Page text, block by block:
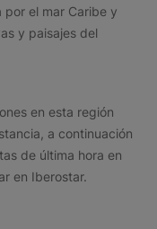
por el mar Caribe y
y paisajes del
en esta región
a continuación
de última hora en
en Iberostar.